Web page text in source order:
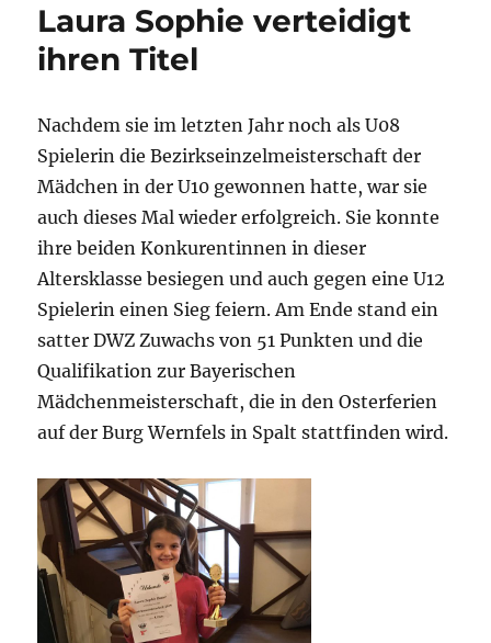
Laura Sophie verteidigt
ihren Titel
Nachdem sie im letzten Jahr noch als U08
Spielerin die Bezirkseinzelmeisterschaft der
Mädchen in der U10 gewonnen hatte, war sie
auch dieses Mal wieder erfolgreich. Sie konnte
ihre beiden Konkurentinnen in dieser
Altersklasse besiegen und auch gegen eine U12
Spielerin einen Sieg feiern. Am Ende stand ein
satter DWZ Zuwachs von 51 Punkten und die
Qualifikation zur Bayerischen
Mädchenmeisterschaft, die in den Osterferien
auf der Burg Wernfels in Spalt stattfinden wird.